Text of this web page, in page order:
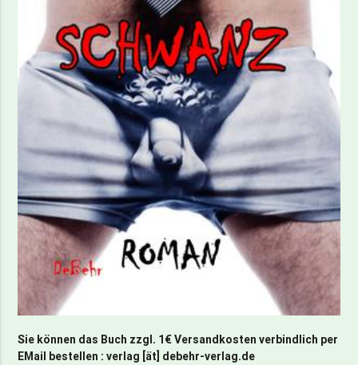
Sie können das Buch zzgl. 1€ Versandkosten verbindlich per
EMail bestellen : verlag [ät] debehr-verlag.de